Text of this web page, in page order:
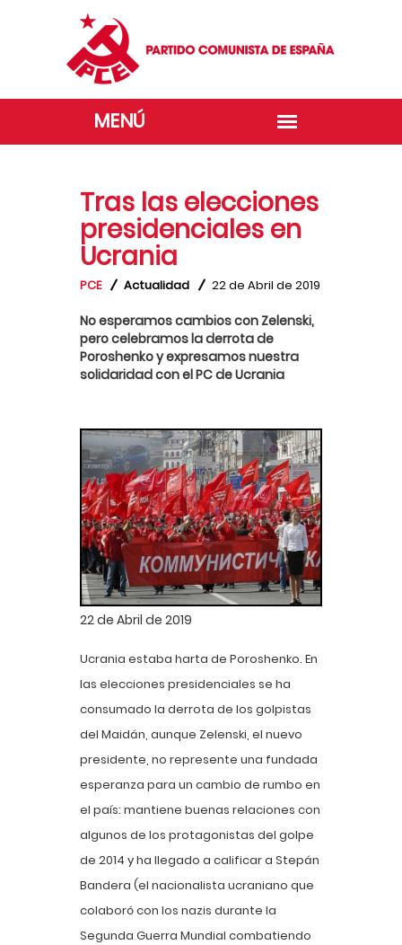
Tras las elecciones
presidenciales en
Ucrania
PCE Actualidad 22 de Abril de 2019
No esperamos cambios con Zelenski,
pero celebramos la derrota de
Poroshenko y expresamos nuestra
solidaridad con el PC de Ucrania
22 de Abril de 2019
Ucrania estaba harta de Poroshenko. En
las elecciones presidenciales se ha
consumado la derrota de los golpistas
del Maidán, aunque Zelenski, el nuevo
presidente, no represente una fundada
esperanza para un cambio de rumbo en
el país: mantiene buenas relaciones con
algunos de los protagonistas del golpe
de 2014 y ha llegado a calificar a Stepán
Bandera (el nacionalista ucraniano que
colaboró con los nazis durante la
Segunda Guerra Mundial combatiendo